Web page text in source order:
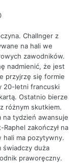
Challnger z
na hali we
zawodników.
nadmienić, że jest
przyjrzę się formie
20-letni francuski
Ostatnio bierze
różnym skutkiem.
tydzień awansuje
zakończył na
hali ma pozytywny.
świadczy duża
praworęczny.